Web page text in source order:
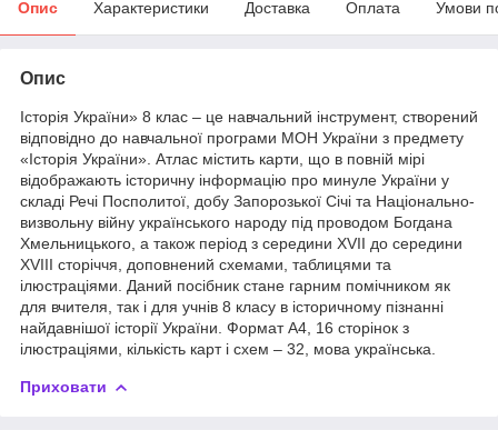
Опис Характеристики Доставка Оплата Умови
Опис
Історія України» 8 клас – це навчальний інструмент, створений
відповідно до навчальної програми МОН України з предмету
«Історія України». Атлас містить карти, що в повній мірі
відображають історичну інформацію про минуле України у
складі Речі Посполитої, добу Запорозької Січі та Національно-
визвольну війну українського народу під проводом Богдана
Хмельницького, а також період з середини XVII до середини
XVIII сторіччя, доповнений схемами, таблицями та
ілюстраціями. Даний посібник стане гарним помічником як
для вчителя, так і для учнів 8 класу в історичному пізнанні
найдавнішої історії України. Формат А4, 16 сторінок з
ілюстраціями, кількість карт і схем – 32, мова українська.
Приховати